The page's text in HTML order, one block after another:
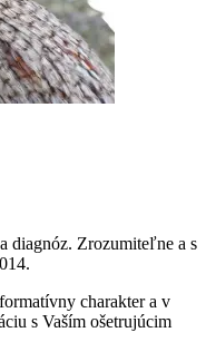
diagnóz. Zrozumiteľne a s
charakter a v
s Vaším ošetrujúcim